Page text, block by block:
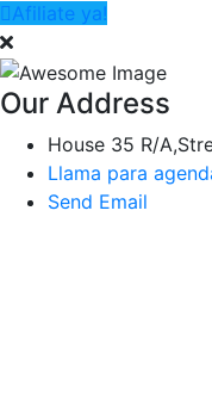
Afiliate ya!
Our Address
House 35 R/
Llama para
Send Email